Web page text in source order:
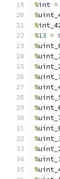
%int =
%
%
%13 =
%
%
%
%
%
%
%
%
%
%
%
%
%